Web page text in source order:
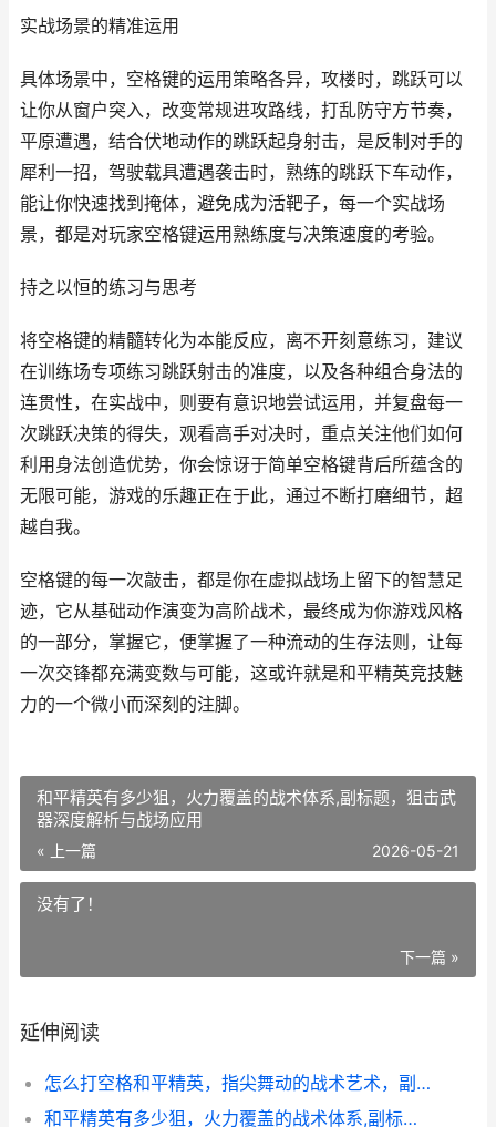
实战场景的精准运用
具体场景中，空格键的运用策略各异，攻楼时，跳跃可以
让你从窗户突入，改变常规进攻路线，打乱防守方节奏，
平原遭遇，结合伏地动作的跳跃起身射击，是反制对手的
犀利一招，驾驶载具遭遇袭击时，熟练的跳跃下车动作，
能让你快速找到掩体，避免成为活靶子，每一个实战场
景，都是对玩家空格键运用熟练度与决策速度的考验。
持之以恒的练习与思考
将空格键的精髓转化为本能反应，离不开刻意练习，建议
在训练场专项练习跳跃射击的准度，以及各种组合身法的
连贯性，在实战中，则要有意识地尝试运用，并复盘每一
次跳跃决策的得失，观看高手对决时，重点关注他们如何
利用身法创造优势，你会惊讶于简单空格键背后所蕴含的
无限可能，游戏的乐趣正在于此，通过不断打磨细节，超
越自我。
空格键的每一次敲击，都是你在虚拟战场上留下的智慧足
迹，它从基础动作演变为高阶战术，最终成为你游戏风格
的一部分，掌握它，便掌握了一种流动的生存法则，让每
一次交锋都充满变数与可能，这或许就是和平精英竞技魅
力的一个微小而深刻的注脚。
和平精英有多少狙，火力覆盖的战术体系,副标题，狙击武
器深度解析与战场应用
« 上一篇 2026-05-21
没有了！
下一篇 »
延伸阅读
怎么打空格和平精英，指尖舞动的战术艺术，副标题，无声胜有声的致胜哲学
和平精英有多少狙，火力覆盖的战术体系,副标题，狙击武器深度解析与战场应用